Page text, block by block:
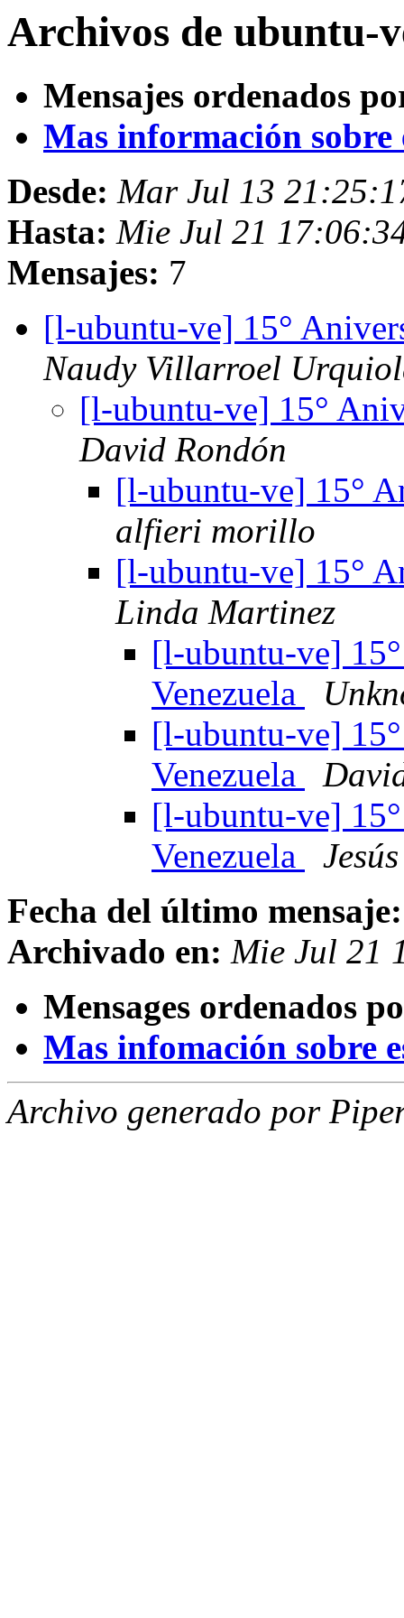
Archivos de ubuntu-
Mensajes ordenados
Mas información sobre
Desde: Mar Jul 13
Hasta: Mie Jul 21
Mensajes: 7
[l-ubuntu-ve] 15°
Naudy Villarroel
[l-ubuntu-ve] 15°
David Rondón
[l-ubuntu-ve] 15°
alfieri morillo
[l-ubuntu-ve] 15°
Linda Martinez
[l-ubuntu-ve]
Venezuela
[l-ubuntu-ve]
Venezuela
[l-ubuntu-ve]
Venezuela
Fecha del último mensaje:
Archivado en: Mie Jul 21
Mensages ordenados
Mas infomación sobre
Archivo generado por